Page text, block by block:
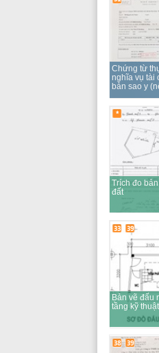
Bản vẽ đấu nối hạ
tầng kỹ thuật (x 2)
Thỏa thuận đấu nối
hạ tầng kỹ thuật (x 2)
Thảm duyệt PCCC
bản công chứng
Chi phí
Chi phí thủ tục